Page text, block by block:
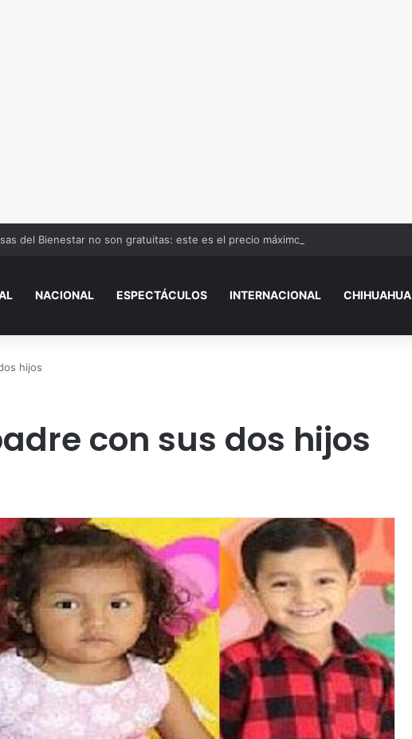
del Bienestar no son gratuitas: este es el precio máximo oficial
NACIONAL ESPECTÁCULOS INTERNACIONAL CHIHUAHUA
hijos
con sus dos hijos